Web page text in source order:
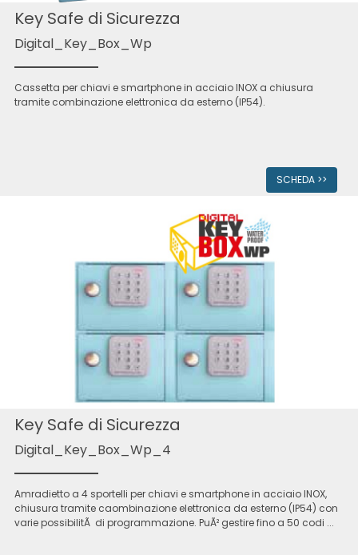
Key Safe di Sicurezza
Digital_Key_Box_Wp
Cassetta per chiavi e smartphone in acciaio INOX a chiusura
tramite combinazione elettronica da esterno (IP54).
SCHEDA >>
Key Safe di Sicurezza
Digital_Key_Box_Wp_4
Amradietto a 4 sportelli per chiavi e smartphone in acciaio INOX,
chiusura tramite caombinazione elettronica da esterno (IP54) con
varie possibilitÃ di programmazione. PuÃ² gestire fino a 50 codi ...